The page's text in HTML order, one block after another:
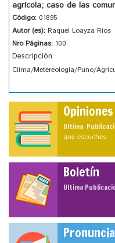
agrícola; caso de las
Código: 01895
Autor (es): Raquel Loayza Rios
Nro Páginas: 100
Descripción
Clima/Metereología/Puno/
Opiniones
Ultima
que escuches
Boletín
Ultima